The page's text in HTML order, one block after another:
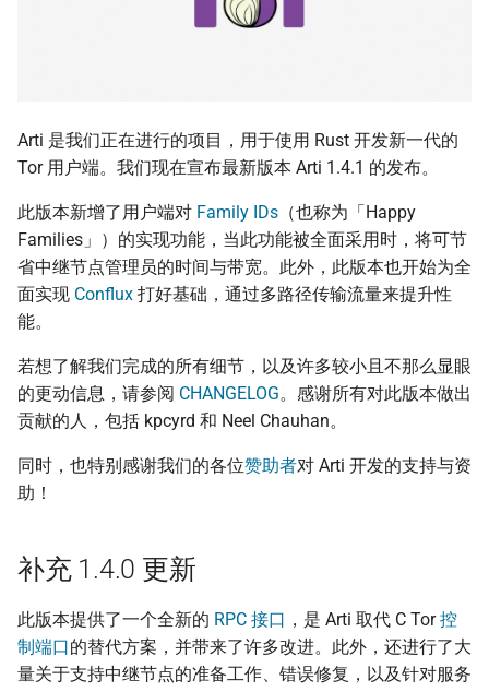
什么是 OONI
什么是 CryptPad
匿名通讯工具比较
Asian Diceware：带亚
的英文密语字典
（东亚与东南亚）
隐私
OONI 测量资料结构导览
OONI 测项速查表
上传机敏信息流程
帮忙 pin 文件站的 IPFS
像
Arti 是我们正在进行的项目，用于使用 Rust 开发新一代的
Tor 用户端。我们现在宣布最新版本 Arti 1.4.1 的发布。
此版本新增了用户端对 Family IDs （也称为「Happy
Families」）的实现功能，当此功能被全面采用时，将可节
省中继节点管理员的时间与带宽。此外，此版本也开始为全
面实现 Conflux 打好基础，通过多路径传输流量来提升性
能。
若想了解我们完成的所有细节，以及许多较小且不那么显眼
的更动信息，请参阅 CHANGELOG。感谢所有对此版本做出
贡献的人，包括 kpcyrd 和 Neel Chauhan。
同时，也特别感谢我们的各位赞助者对 Arti 开发的支持与资
助！
补充 1.4.0 更新
此版本提供了一个全新的 RPC 接口 ，是 Arti 取代 C Tor控
制端口的替代方案，并带来了许多改进。此外，还进行了大
量关于支持中继节点的准备工作、错误修复，以及针对服务